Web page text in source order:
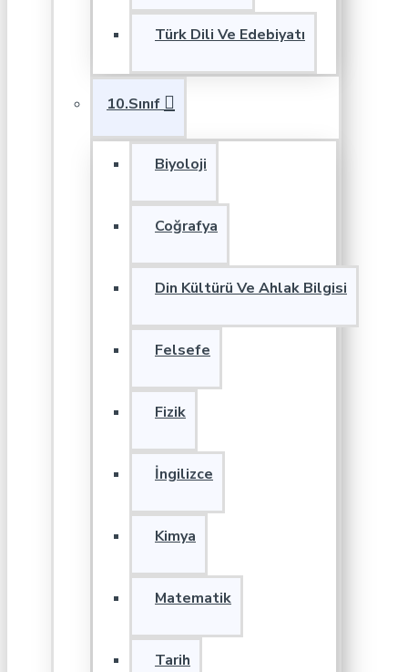
Türk Dili Ve Edebiyatı
10.Sınıf
Biyoloji
Coğrafya
Din Kültürü Ve Ahlak Bilgisi
Felsefe
Fizik
İngilizce
Kimya
Matematik
Tarih